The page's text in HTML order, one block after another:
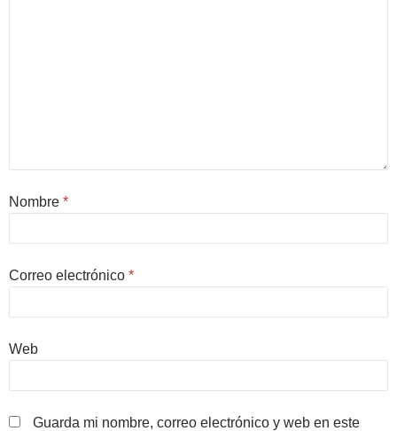
Nombre *
Correo electrónico *
Web
Guarda mi nombre, correo electrónico y web en este